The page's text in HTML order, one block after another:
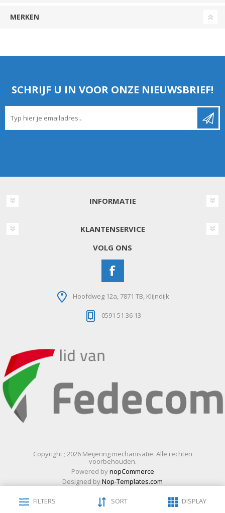
MERKEN
SCHRIJF U IN VOOR ONZE NIEUWSBRIEF!
INFORMATIE
KLANTENSERVICE
VOLG ONS
Hoofdweg 12a, 7871 TB, Klijndijk
0591 51 36 13
Copyright ; 2026 Meijering mechanisatie. Alle rechten
voorbehouden.
Powered bynopCommerce
Designed byNop-Templates.com
FILTERS SORT DISPLAY